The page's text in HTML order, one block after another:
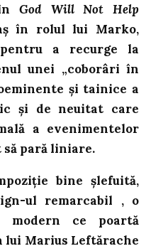
God Will Not Help
în rolul lui Marko,
a recurge la
unei „coborâri în
și tainice a
și de neuitat care
a evenimentelor
pară liniare.
bine șlefuită,
ul remarcabil , o
ce poartă
lui Marius Leftărache